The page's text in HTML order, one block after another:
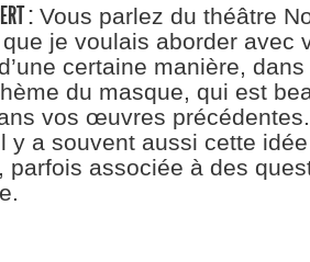
:Vous parlez du théâtre
je voulais aborder avec
certaine manière, dans
du masque, qui est
vos œuvres
y a souvent aussi cette
parfois associée à des